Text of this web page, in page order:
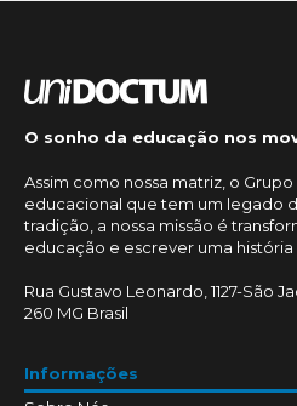
O sonho da educação nos
Assim como nossa matriz, o
educacional que tem um legado
tradição, a nossa missão é
educação e escrever uma história
Rua Gustavo Leonardo, 1127-São
260 MG Brasil
Informações